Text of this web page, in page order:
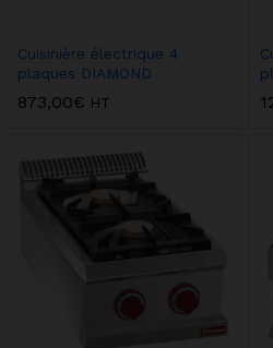
Cuisinière électrique 4
plaques DIAMOND
873,00€ HT